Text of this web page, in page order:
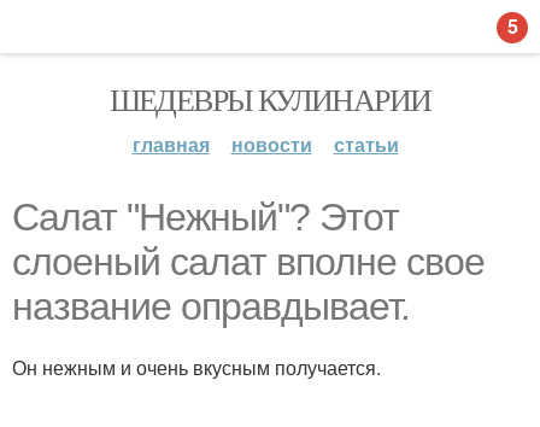
ШЕДЕВРЫ КУЛИНАРИИ
главная новости статьи
Салат "Нежный"? Этот
слоеный салат вполне свое
название оправдывает.
Он нежным и очень вкусным получается.
5